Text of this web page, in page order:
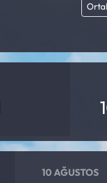
10 AĞUSTOS